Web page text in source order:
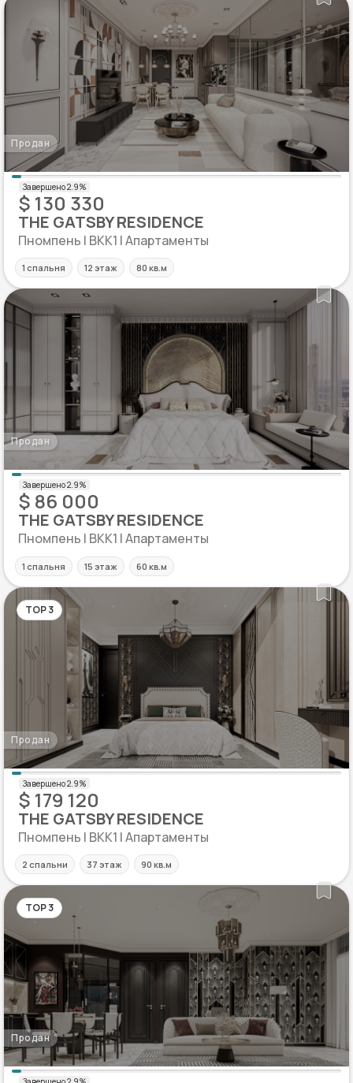
Продан
$ 130 330
THE GATSBY RESIDENCE
Пномпень | BKK1 | Апартаменты
1 спальня 12 этаж 80 кв.м
Продан
$ 86 000
THE GATSBY RESIDENCE
Пномпень | BKK1 | Апартаменты
1 спальня 15 этаж 60 кв.м
TOP 3
Продан
$ 179 120
THE GATSBY RESIDENCE
Пномпень | BKK1 | Апартаменты
2 спальни 37 этаж 90 кв.м
TOP 3
Продан